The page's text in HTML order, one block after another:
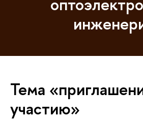
Тема
участию»